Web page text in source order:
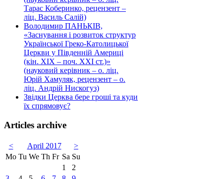
Тарас Коберинко, рецензент –
ліц. Василь Салій)
Володимир ПАНЬКІВ,
«Заснування і розвиток структур
Української Греко-Католицької
Церкви у Південній Америці
(кін. ХІХ – поч. ХХІ ст.)»
(науковий керівник – о. ліц.
Юрій Хамуляк, рецензент – о.
ліц. Андрій Нискогуз)
Звідки Церква бере гроші та куди
їх спрямовує?
Articles archive
< April 2017
>
Mo Tu We Th Fr Sa Su
1
2